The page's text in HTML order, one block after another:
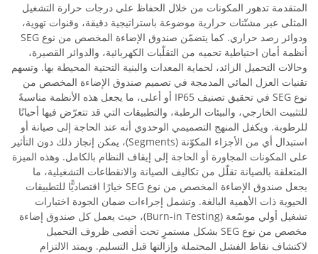
المتقدمة تدهور المكونات من خلال الحفاظ على درجات حرارة التشغيل
المثلى عبر مشتّتات حرارية موضوعة باستراتيجية دقيقة، وقنوات تهوية،
ودوائر رصد حراري. كما يتضمّن صندوق الإضاءة المخصص من نوع SEG
أنظمة أمان احتياطية تحميه من التقلّبات الكهربائية، والدوائر القصيرة،
وحالات التحميل الزائد، لحماية المعدات والبنية التحتية المحيطة بها. وتسهم
تقنيات العزل المائي المدمجة في تصميم صندوق الإضاءة المخصص من
نوع SEG في تحقيق تصنيف IP65 أو أعلى، ما يجعل هذه الأنظمة مناسبةً
للتثبيت الخارجي، والبيئات الرطبة، والتطبيقات التي قد تتعرّض فيها أحيانًا
للرطوبة. ويكفل المنهج التصميمي الوحدوي أنه عند الحاجة إلى صيانة أو
استبدال أي من الأجزاء المكوّنة (Segments)، يمكن إنجاز ذلك دون التأثير
على المكونات المجاورة أو الحاجة إلى إيقاف النظام بالكامل. وهذه الميزة
المتعلقة بالصيانة تقلّل من تكاليف الصيانة والانقطاعات التشغيلية، ما
يجعل صندوق الإضاءة المخصص من نوع SEG خيارًا اقتصاديًّا للتطبيقات
الحيوية ذات الأهمية البالغة. وتشمل إجراءات ضمان الجودة اختبارات
تشغيل أولي موسّعة (Burn-in Testing)، حيث يعمل كل صندوق إضاءة
مخصص من نوع SEG بشكل مستمرٍ تحت أقصى ظروف التحميل
لاكتشاف نقاط الفشل المحتملة وإزالتها قبل التسليم. ويمتد الالتزام